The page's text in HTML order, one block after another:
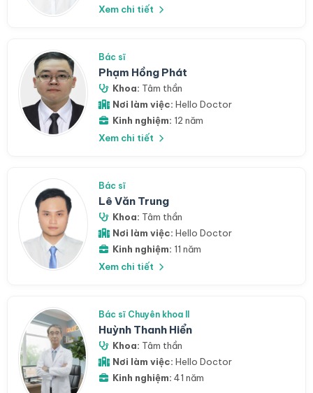
Xem chi tiết
Bác sĩ
Phạm Hồng Phát
Khoa: Tâm thần
Nơi làm việc: Hello Doctor
Kinh nghiệm: 12 năm
Xem chi tiết
Bác sĩ
Lê Văn Trung
Khoa: Tâm thần
Nơi làm việc: Hello Doctor
Kinh nghiệm: 11 năm
Xem chi tiết
Bác sĩ Chuyên khoa II
Huỳnh Thanh Hiển
Khoa: Tâm thần
Nơi làm việc: Hello Doctor
Kinh nghiệm: 41 năm